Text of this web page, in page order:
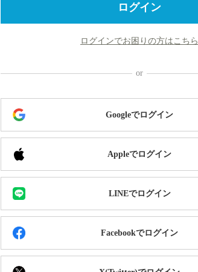
ログイン
ログインでお困りの方はこちら
Googleでログイン
Appleでログイン
LINEでログイン
Facebookでログイン